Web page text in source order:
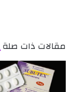
مقالات ذات صلة